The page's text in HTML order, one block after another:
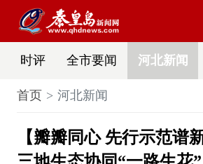
时评 全市要闻 河北新闻
首页 河北新闻
【瓣瓣同心 先行示范谱